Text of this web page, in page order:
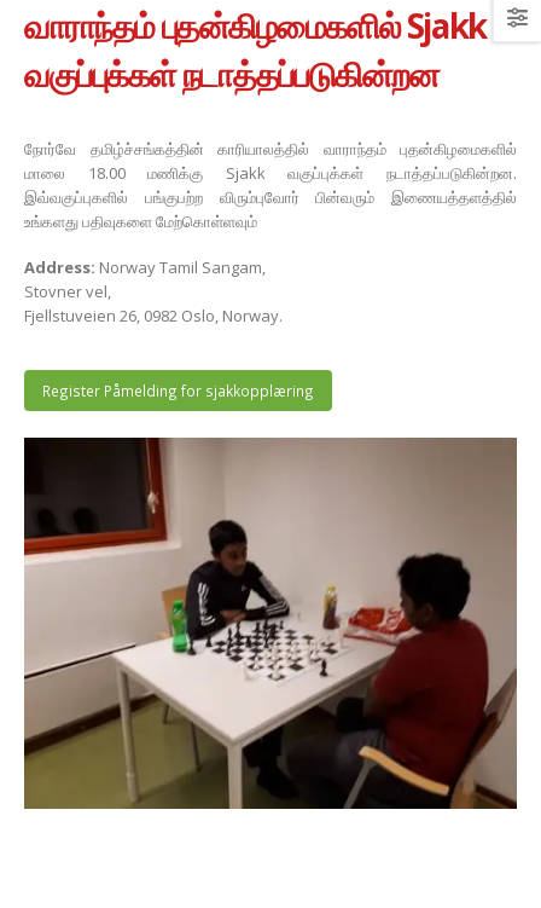
வாராந்தம் புதன்கிழமைகளில் Sjakk
வகுப்புக்கள் நடாத்தப்படுகின்றன
நோர்வே தமிழ்ச்சங்கத்தின் காரியாலத்தில் வாராந்தம் புதன்கிழமைகளில்
மாலை 18.00 மணிக்கு Sjakk வகுப்புக்கள் நடாத்தப்படுகின்றன.
இவ்வகுப்புகளில் பங்குபற்ற விரும்புவோர் பின்வரும் இணையத்தளத்தில்
உங்களது பதிவுகளை மேற்கொள்ளவும்
Address: Norway Tamil Sangam,
Stovner vel,
Fjellstuveien 26, 0982 Oslo, Norway.
Register Påmelding for sjakkopplæring